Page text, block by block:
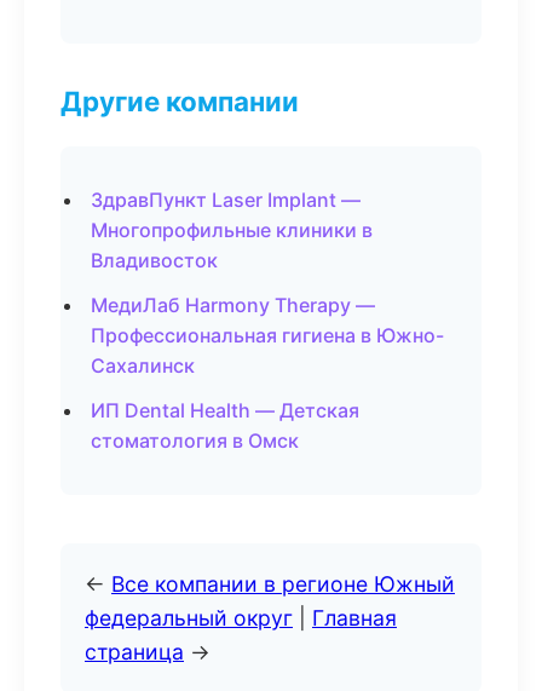
Другие компании
ЗдравПункт Laser Implant —
Многопрофильные клиники в
Владивосток
МедиЛаб Harmony Therapy —
Профессиональная гигиена в Южно-
Сахалинск
ИП Dental Health — Детская
стоматология в Омск
← Все компании в регионе Южный
федеральный округ
Главная
страница →